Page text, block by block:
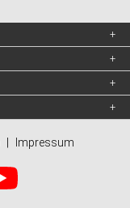
Impressum